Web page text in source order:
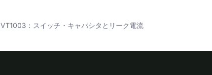
VT1003：スイッチ・キャパシタとリーク電流